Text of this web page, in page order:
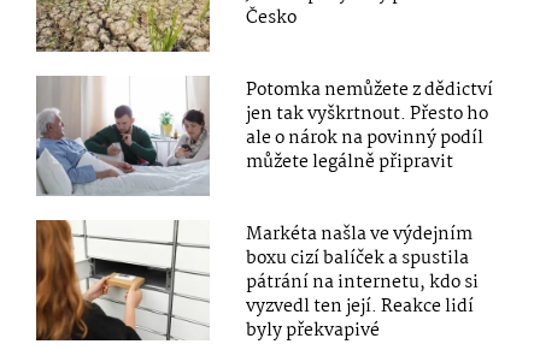
Česko
Potomka nemůžete z dědictví
jen tak vyškrtnout. Přesto ho
ale o nárok na povinný podíl
můžete legálně připravit
Markéta našla ve výdejním
boxu cizí balíček a spustila
pátrání na internetu, kdo si
vyzvedl ten její. Reakce lidí
byly překvapivé